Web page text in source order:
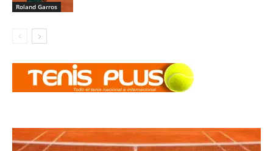
Roland Garros